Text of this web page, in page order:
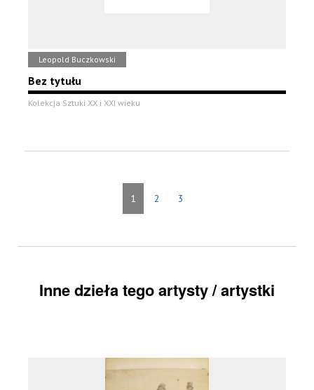
Leopold Buczkowski
Bez tytułu
Kolekcja Sztuki XX i XXI wieku
1 2 3
Inne dzieła tego artysty / artystki